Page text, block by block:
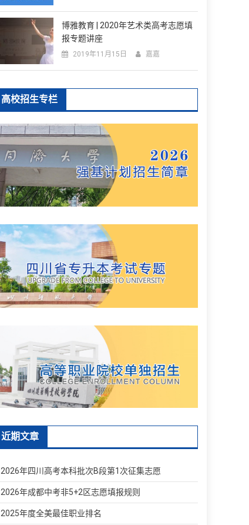
博雅教育 | 2020年艺术类高考志愿填
报专题讲座
2019年11月15日 嘉嘉
高校招生专栏
近期文章
2026年四川高考本科批次B段第1次征集志愿
2026年成都中考非5+2区志愿填报规则
2025年度全美最佳职业排名